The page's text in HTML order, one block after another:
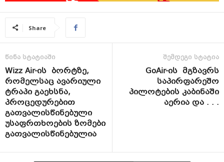
Share
წინა სტატიაში
Wizz Air-ის ბორტზე,
რომელსაც ავარიული
ტრაპი გაეხსნა,
პროცედურებით
გათვალისწინებული
უსაფრთხოების ზომები
გათვალისწინებულია
შემდეგი სტატია
GoAir-ის მგზავრს
საპირფარეშო
პილოტების კაბინაში
აერია და . . .